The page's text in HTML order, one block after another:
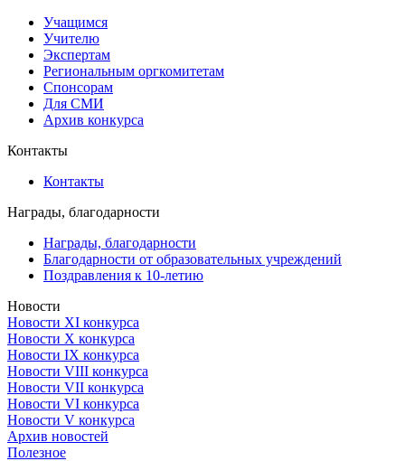
Учащимся
Учителю
Экспертам
Региональным оргкомитетам
Спонсорам
Для СМИ
Архив конкурса
Контакты
Контакты
Награды, благодарности
Награды, благодарности
Благодарности от образовательных учреждений
Поздравления к 10-летию
Новости
Новости XI конкурса
Новости X конкурса
Новости IX конкурса
Новости VIII конкурса
Новости VII конкурса
Новости VI конкурса
Новости V конкурса
Архив новостей
Полезное